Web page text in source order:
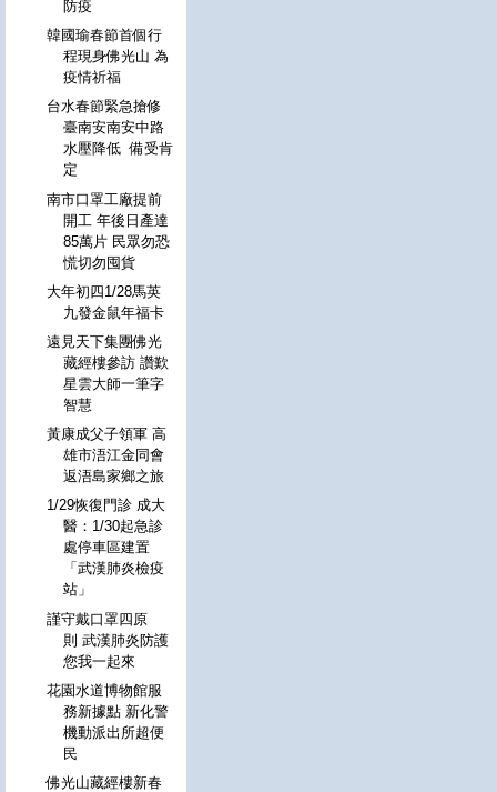
防疫
韓國瑜春節首個行
程現身佛光山 為
疫情祈福
台水春節緊急搶修
臺南安南安中路
水壓降低 備受肯
定
南市口罩工廠提前
開工 年後日產達
85萬片 民眾勿恐
慌切勿囤貨
大年初四1/28馬英
九發金鼠年福卡
遠見天下集團佛光
藏經樓參訪 讚歎
星雲大師一筆字
智慧
黃康成父子領軍 高
雄市浯江金同會
返浯島家鄉之旅
1/29恢復門診 成大
醫：1/30起急診
處停車區建置
「武漢肺炎檢疫
站」
謹守戴口罩四原
則 武漢肺炎防護
您我一起來
花園水道博物館服
務新據點 新化警
機動派出所超便
民
佛光山藏經樓新春